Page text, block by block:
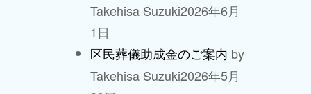
Takehisa Suzuki2026年6月
1日
区民葬儀助成金のご案内 by
Takehisa Suzuki2026年5月